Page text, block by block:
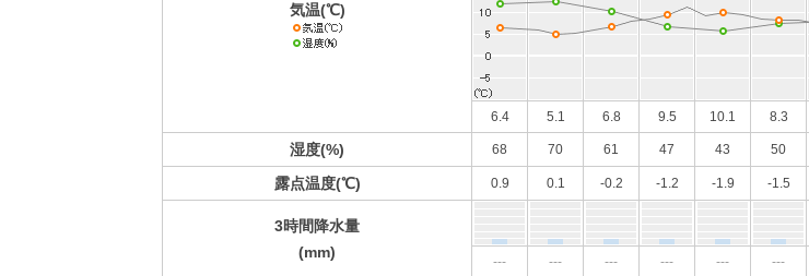
気温(℃)
6.4 5.1 6.8 9.5 10.1 8.3
湿度(%) 68 70 61 47 43 50
露点温度(℃) 0.9 0.1 -0.2 -1.2 -1.9 -1.5
3時間降水量
(mm)
--- --- --- --- --- ---